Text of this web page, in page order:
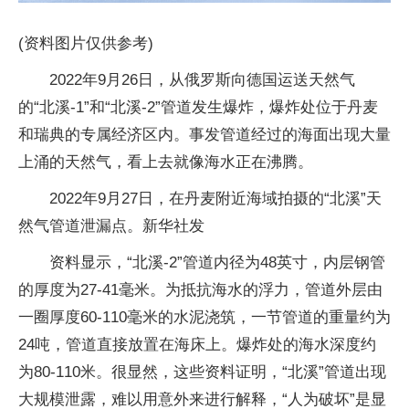
(资料图片仅供参考)
2022年9月26日，从俄罗斯向德国运送天然气
的“北溪-1”和“北溪-2”管道发生爆炸，爆炸处位于丹麦
和瑞典的专属经济区内。事发管道经过的海面出现大量
上涌的天然气，看上去就像海水正在沸腾。
2022年9月27日，在丹麦附近海域拍摄的“北溪”天
然气管道泄漏点。新华社发
资料显示，“北溪-2”管道内径为48英寸，内层钢管
的厚度为27-41毫米。为抵抗海水的浮力，管道外层由
一圈厚度60-110毫米的水泥浇筑，一节管道的重量约为
24吨，管道直接放置在海床上。爆炸处的海水深度约
为80-110米。很显然，这些资料证明，“北溪”管道出现
大规模泄露，难以用意外来进行解释，“人为破坏”是显